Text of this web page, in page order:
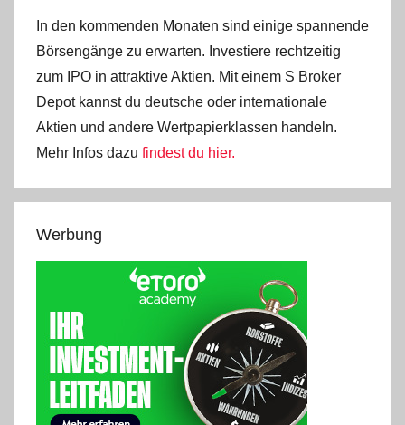
In den kommenden Monaten sind einige spannende
Börsengänge zu erwarten. Investiere rechtzeitig
zum IPO in attraktive Aktien. Mit einem S Broker
Depot kannst du deutsche oder internationale
Aktien und andere Wertpapierklassen handeln.
Mehr Infos dazu findest du hier.
Werbung